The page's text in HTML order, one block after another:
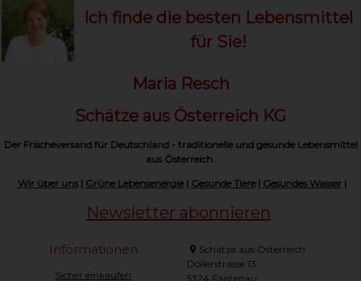
Ich finde die besten Lebensmittel
für Sie!
Maria Resch
Schätze aus Österreich KG
Der Frischeversand für Deutschland - traditionelle und gesunde Lebensmittel
aus Österreich.
Wir über uns| Grüne Lebensenergie| Gesunde Tiere| Gesundes Wasser|
Newsletter abonnieren
Informationen
Sicher einkaufen
Schätze aus Österreich
Döllerstrasse 13
5324 Faistenau